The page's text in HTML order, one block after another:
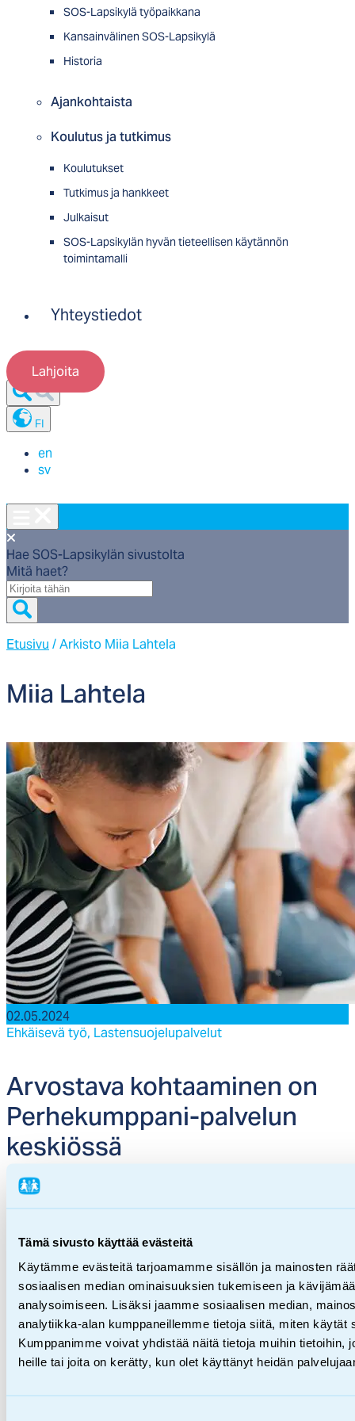
Tämä sivusto käyttää evästeitä
Käytämme evästeitä tarjoamamme sisällön ja mainosten
sosiaalisen median ominaisuuksien tukemiseen ja
analysoimiseen. Lisäksi jaamme sosiaalisen median,
analytiikka-alan kumppaneillemme tietoja siitä, miten käytät
Kumppanimme voivat yhdistää näitä tietoja muihin tietoihin,
heille tai joita on kerätty, kun olet käyttänyt heidän
SOS-Lapsikylä työpaikkana
Kansainvälinen SOS-Lapsikylä
Historia
Ajankohtaista
Koulutus ja tutkimus
Koulutukset
Tutkimus ja hankkeet
Julkaisut
SOS-Lapsikylän hyvän tieteellisen käytännön
toimintamalli
Yhteystiedot
Lahjoita
FI
en
sv
Hae SOS-Lapsikylän sivustolta
Mitä haet?
Mitä
haet?
Etusivu /Arkisto Miia Lahtela
Miia Lah­te­la
02.05.2024
Ehkäisevä työ, Lastensuojelupalvelut
Ar­vos­ta­va koh­taa­mi­nen on
Per­he­kump­pa­ni-pal­ve­lun
kes­kiös­sä
Blogi